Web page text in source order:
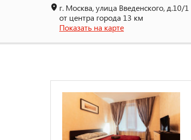
г. Москва, улица Введенского, д.10/1
от центра города 13 км
Показать на карте